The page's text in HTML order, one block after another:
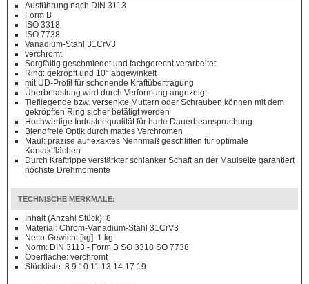
Ausführung nach DIN 3113
Form B
ISO 3318
ISO 7738
Vanadium-Stahl 31CrV3
verchromt
Sorgfältig geschmiedet und fachgerecht verarbeitet
Ring: gekröpft und 10° abgewinkelt
mit UD-Profil für schonende Kraftübertragung
Überbelastung wird durch Verformung angezeigt
Tiefliegende bzw. versenkte Muttern oder Schrauben können mit dem
gekröpften Ring sicher betätigt werden
Hochwertige Industriequalität für harte Dauerbeanspruchung
Blendfreie Optik durch mattes Verchromen
Maul: präzise auf exaktes Nennmaß geschliffen für optimale
Kontaktflächen
Durch Kraftrippe verstärkter schlanker Schaft an der Maulseite garantiert
höchste Drehmomente
TECHNISCHE MERKMALE:
Inhalt (Anzahl Stück): 8
Material: Chrom-Vanadium-Stahl 31CrV3
Netto-Gewicht [kg]: 1 kg
Norm: DIN 3113 - Form B SO 3318 SO 7738
Oberfläche: verchromt
Stückliste: 8 9 10 11 13 14 17 19